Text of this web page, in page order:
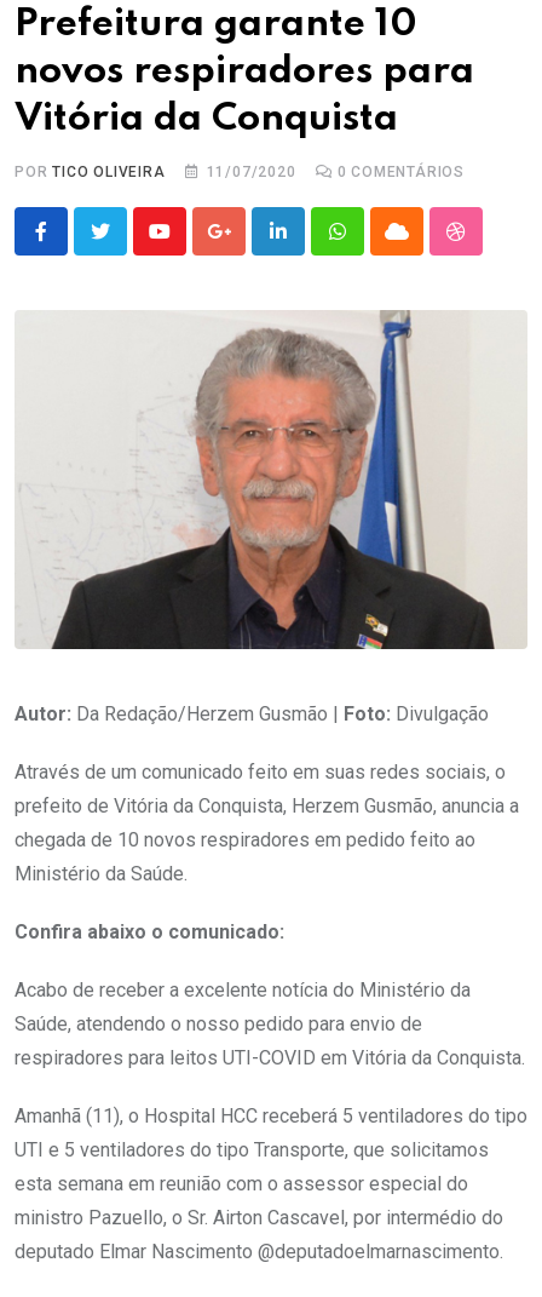
Prefeitura garante 10
novos respiradores para
Vitória da Conquista
PORTICO OLIVEIRA 11/07/2020 0 COMENTÁRIOS
YoutubeGoogle+LinkedInWhatsappCloud
Autor: Da Redação/Herzem Gusmão | Foto: Divulgação
Através de um comunicado feito em suas redes sociais, o
prefeito de Vitória da Conquista, Herzem Gusmão, anuncia a
chegada de 10 novos respiradores em pedido feito ao
Ministério da Saúde.
Confira abaixo o comunicado:
Acabo de receber a excelente notícia do Ministério da
Saúde, atendendo o nosso pedido para envio de
respiradores para leitos UTI-COVID em Vitória da Conquista.
Amanhã (11), o Hospital HCC receberá 5 ventiladores do tipo
UTI e 5 ventiladores do tipo Transporte, que solicitamos
esta semana em reunião com o assessor especial do
ministro Pazuello, o Sr. Airton Cascavel, por intermédio do
deputado Elmar Nascimento @deputadoelmarnascimento.